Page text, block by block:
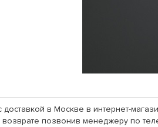
в Москве в интернет-
позвонив менеджеру по